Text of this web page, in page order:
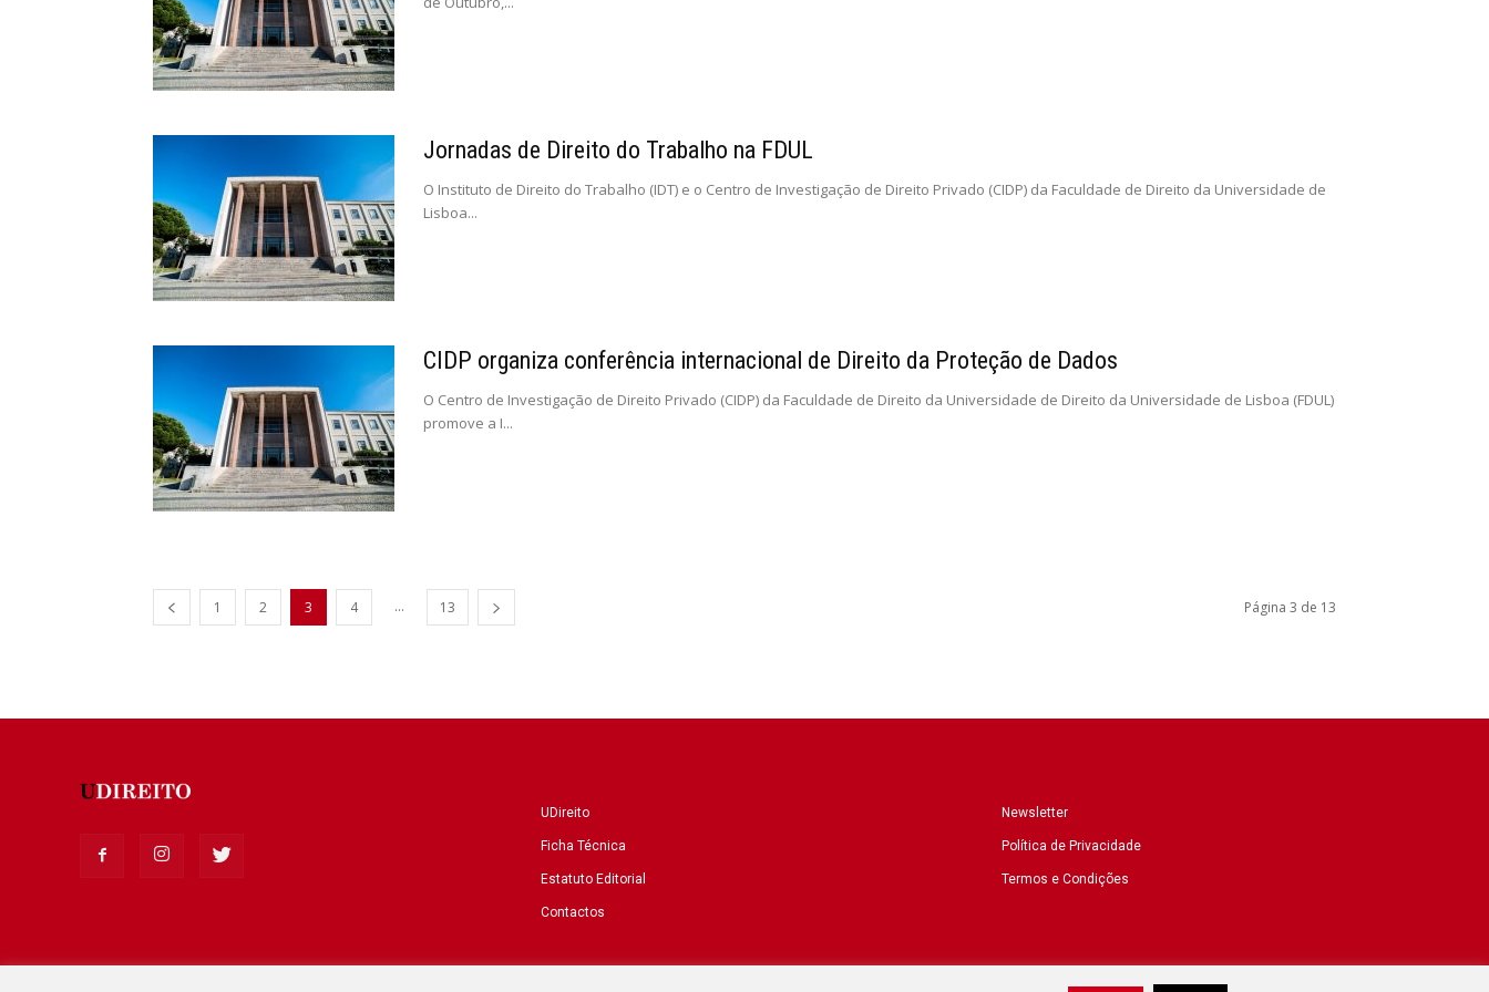
Jornadas de Direito do Trabalho na FDUL
O Instituto de Direito do Trabalho (IDT) e o Centro de Investigação de Direito Privado (CIDP) da Faculdade de Direito da Universidade de
Lisboa...
CIDP organiza conferência internacional de Direito da Proteção de Dados
O Centro de Investigação de Direito Privado (CIDP) da Faculdade de Direito da Universidade de Direito da Universidade de Lisboa (FDUL)
promove a I...
1 2 3 4 ... 13 Página 3 de 13
UDireito
Ficha Técnica
Estatuto Editorial
Contactos
Newsletter
Política de Privacidade
Termos e Condições